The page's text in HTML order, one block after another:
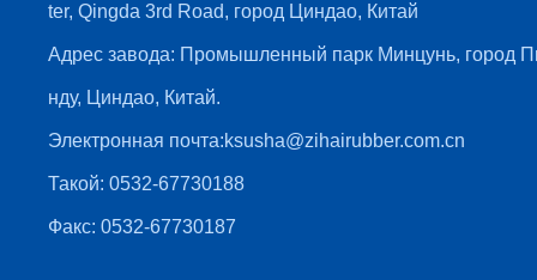
ter, Qingda 3rd Road, город Циндао, Китай
Адрес завода: Промышленный парк Минцунь, город
нду, Циндао, Китай.
Электронная почта:ksusha@zihairubber.com.cn
Такой:0532-67730188
Факс: 0532-67730187